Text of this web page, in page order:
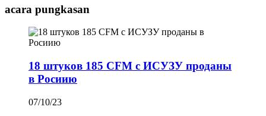
acara pungkasan
18 штуков 185 CFM с ИСУЗУ проданы
в Росиию
07/10/23